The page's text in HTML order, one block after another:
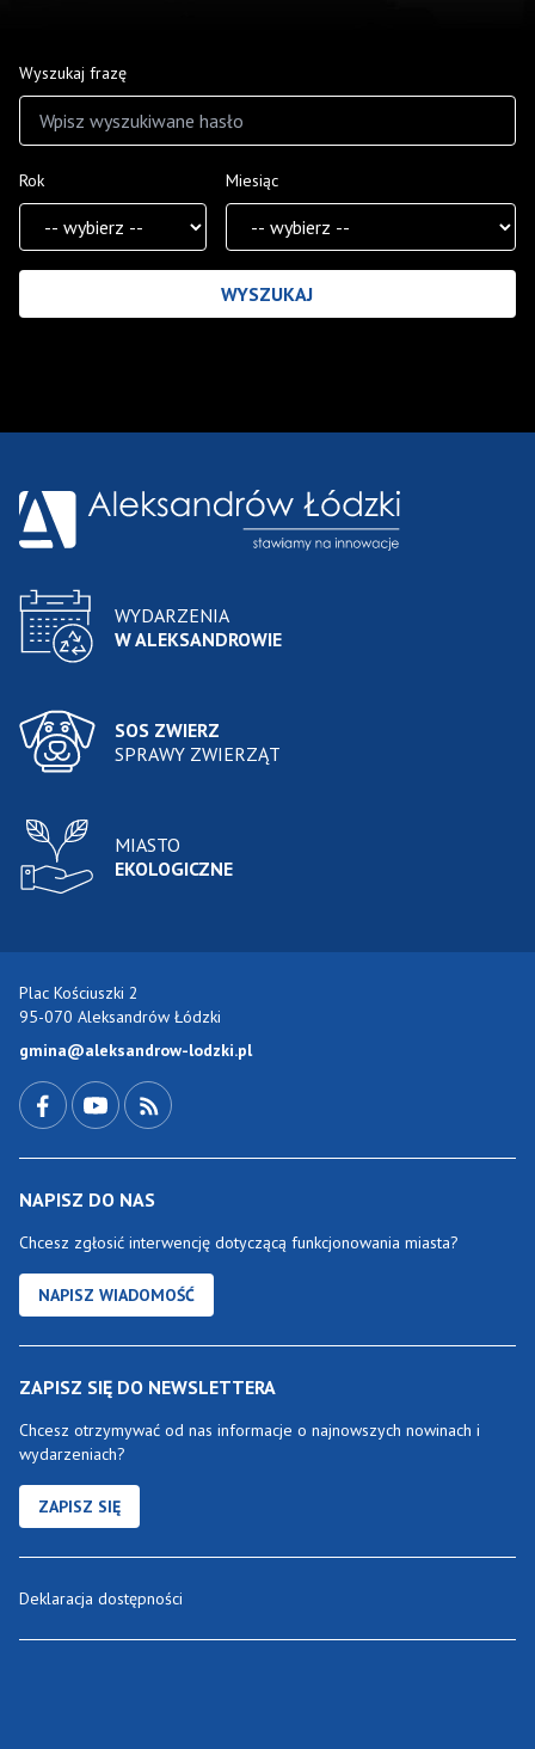
Wyszukaj frazę
Rok Miesiąc
WYDARZENIA
W ALEKSANDROWIE
SOS ZWIERZ
SPRAWY ZWIERZĄT
MIASTO
EKOLOGICZNE
Plac Kościuszki 2
95-070 Aleksandrów Łódzki
gmina@aleksandrow-lodzki.pl
NAPISZ DO NAS
Chcesz zgłosić interwencję dotyczącą funkcjonowania miasta?
NAPISZ WIADOMOŚĆ
ZAPISZ SIĘ DO NEWSLETTERA
Chcesz otrzymywać od nas informacje o najnowszych nowinach i
wydarzeniach?
ZAPISZ SIĘ
Deklaracja dostępności